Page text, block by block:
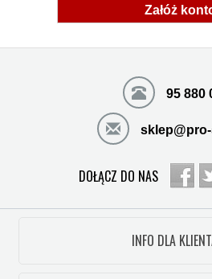
Załóż
95 880
DOŁĄCZ DO NAS
INFO DLA